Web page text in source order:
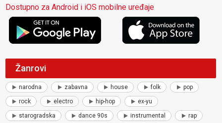
Dostupno za Android i iOS mobilne uređaje
Žanrovi
narodna zabavna house folk pop
rock electro hip-hop ex-yu
starogradska dance 90s instrumental rap